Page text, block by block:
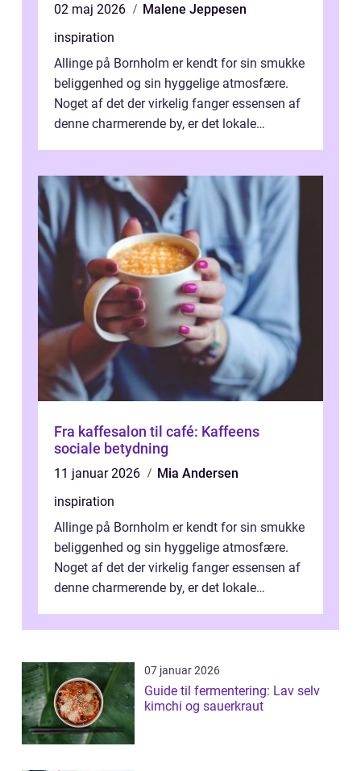
02 maj 2026
Malene Jeppesen
inspiration
Allinge på Bornholm er kendt for sin smukke
beliggenhed og sin hyggelige atmosfære.
Noget af det der virkelig fanger essensen af
denne charmerende by, er det lokale
Fra kaffesalon til café: Kaffeens
sociale betydning
11 januar 2026
Mia Andersen
inspiration
Allinge på Bornholm er kendt for sin smukke
beliggenhed og sin hyggelige atmosfære.
Noget af det der virkelig fanger essensen af
denne charmerende by, er det lokale
07 januar 2026
Guide til fermentering: Lav selv
kimchi og sauerkraut